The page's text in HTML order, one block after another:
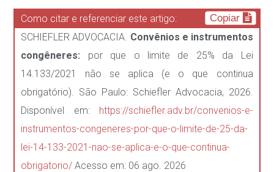
Como citar e referenciar este artigo: Copiar
SCHIEFLER ADVOCACIA. Convênios e instrumentos
congêneres: por que o limite de 25% da Lei
14.133/2021 não se aplica (e o que continua
obrigatório). São Paulo: Schiefler Advocacia, 2026.
Disponível em: https://schiefler.adv.br/convenios-e-
instrumentos-congeneres-por-que-o-limite-de-25-da-
lei-14-133-2021-nao-se-aplica-e-o-que-continua-
obrigatorio/ Acesso em: 06 ago. 2026